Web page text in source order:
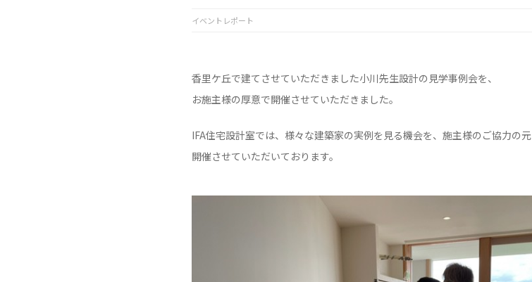
イベントレポート
香里ケ丘で建てさせていただきました小川先生設計の見学事例会を、
お施主様の厚意で開催させていただきました。
IFA住宅設計室では、様々な建築家の実例を見る機会を、施主様のご協力の元
開催させていただいております。